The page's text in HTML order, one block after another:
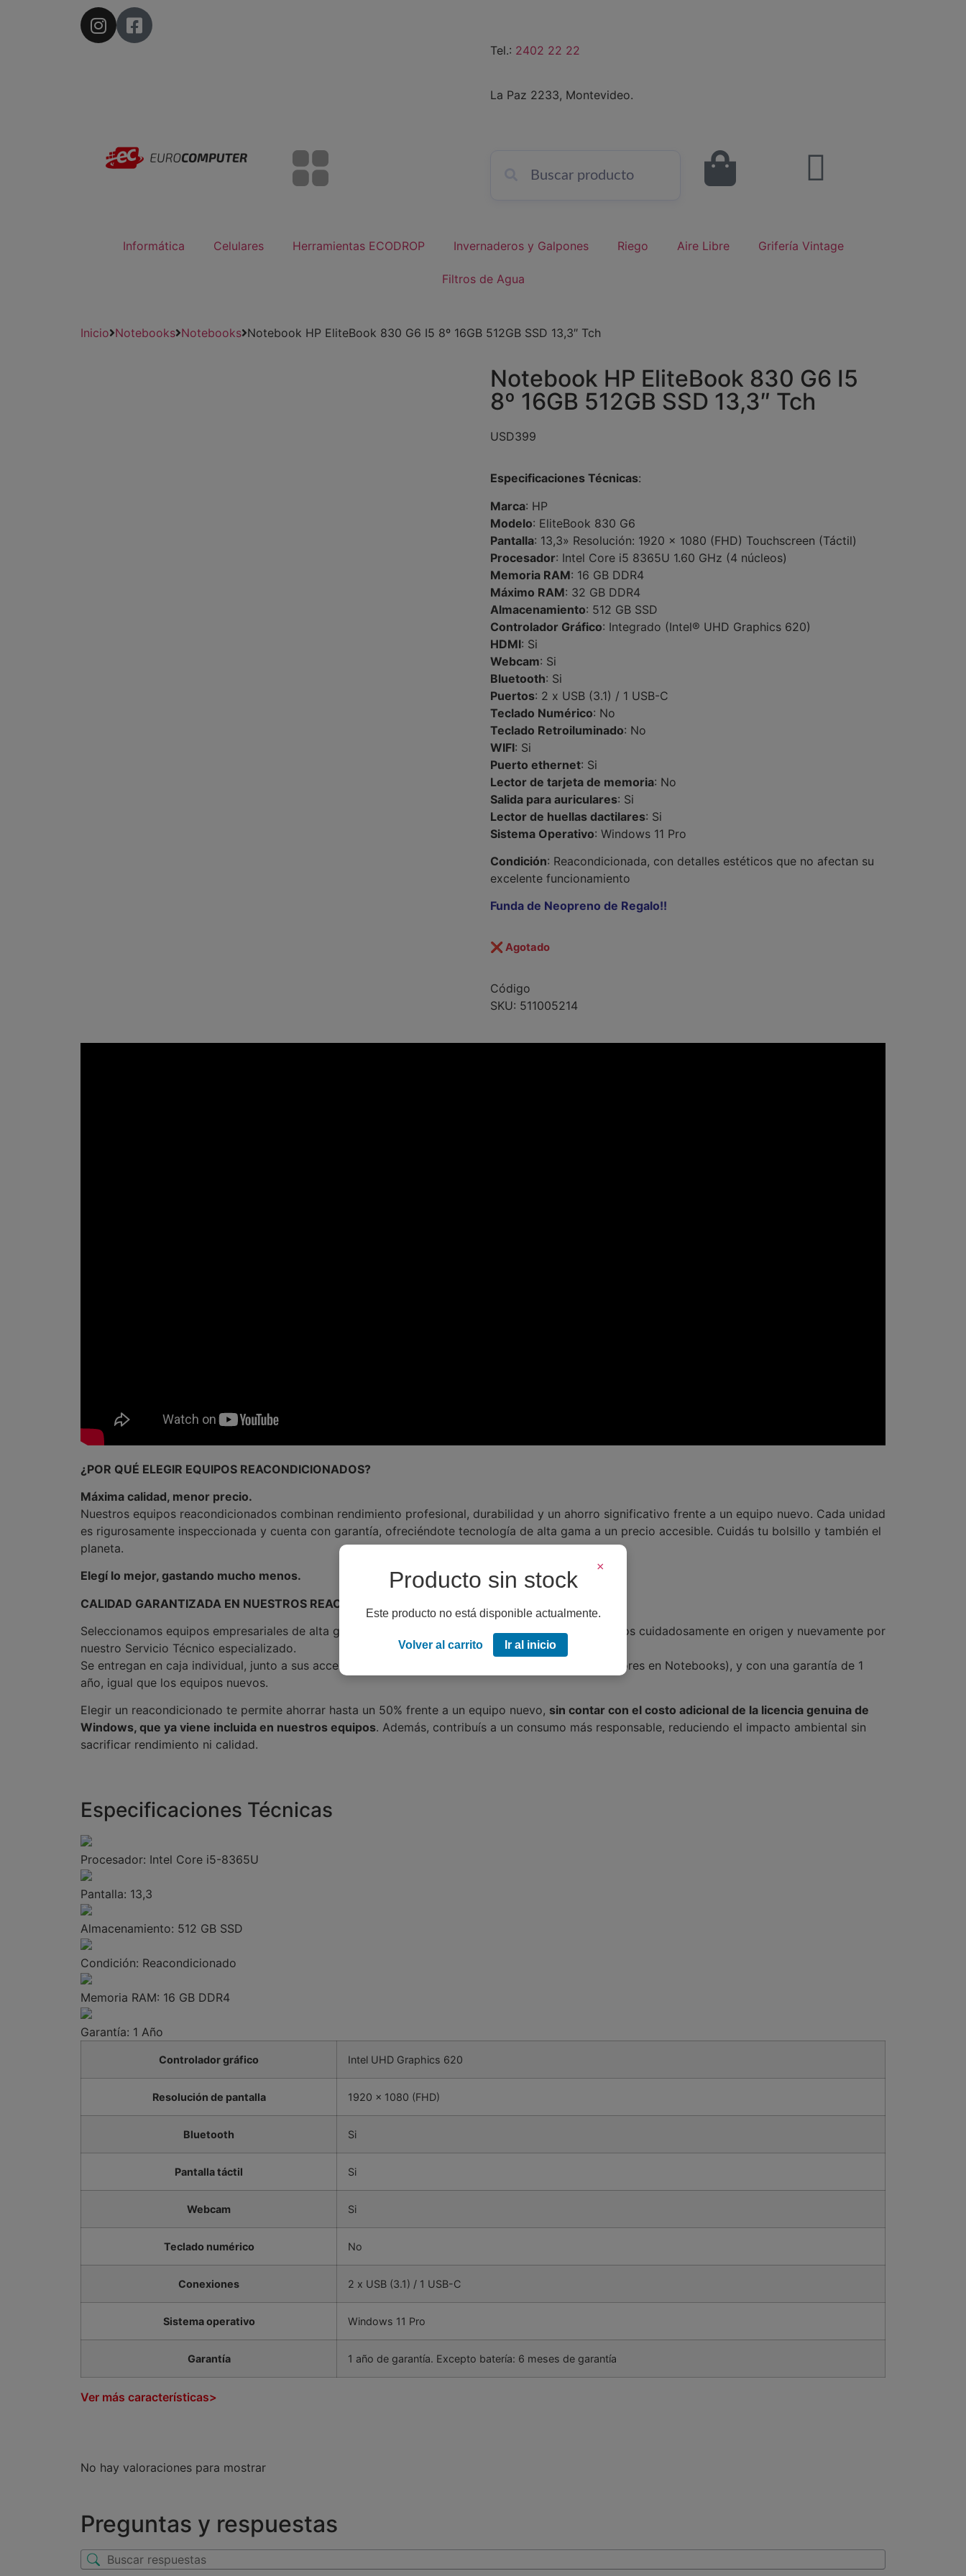
Tel.: 2402 22 22
La Paz 2233, Montevideo.
Informática Celulares Herramientas ECODROP Invernaderos y Galpones Riego Aire Libre Grifería Vintage
Filtros de Agua
Inicio Notebooks Notebooks Notebook HP EliteBook 830 G6 I5 8º 16GB 512GB SSD 13,3″ Tch
Notebook HP EliteBook 830 G6 I5
8º 16GB 512GB SSD 13,3″ Tch
USD399
Especificaciones Técnicas:
Marca: HP
Modelo: EliteBook 830 G6
Pantalla: 13,3» Resolución: 1920 x 1080 (FHD) Touchscreen (Táctil)
Procesador: Intel Core i5 8365U 1.60 GHz (4 núcleos)
Memoria RAM: 16 GB DDR4
Máximo RAM: 32 GB DDR4
Almacenamiento: 512 GB SSD
Controlador Gráfico: Integrado (Intel® UHD Graphics 620)
HDMI: Si
Webcam: Si
Bluetooth: Si
Puertos: 2 x USB (3.1) / 1 USB-C
Teclado Numérico: No
Teclado Retroiluminado: No
WIFI: Si
Puerto ethernet: Si
Lector de tarjeta de memoria: No
Salida para auriculares: Si
Lector de huellas dactilares: Si
Sistema Operativo: Windows 11 Pro
Condición: Reacondicionada, con detalles estéticos que no afectan su
excelente funcionamiento
Funda de Neopreno de Regalo!!
Agotado
Código
SKU: 511005214
¿POR QUÉ ELEGIR EQUIPOS REACONDICIONADOS?
Máxima calidad, menor precio.
Nuestros equipos reacondicionados combinan rendimiento profesional, durabilidad y un ahorro significativo frente a un equipo nuevo. Cada unidad
es rigurosamente inspeccionada y cuenta con garantía, ofreciéndote tecnología de alta gama a un precio accesible. Cuidás tu bolsillo y también el
planeta.
Elegí lo mejor, gastando mucho menos.
CALIDAD GARANTIZADA EN NUESTROS REACONDICIONADOS
Seleccionamos equipos empresariales de alta gama, procedentes de Europa, que son inspeccionados cuidadosamente en origen y nuevamente por
nuestro Servicio Técnico especializado.
Se entregan en caja individual, junto a sus accesorios originales (teclado y mouse en PC’s y cargadores en Notebooks), y con una garantía de 1
año, igual que los equipos nuevos.
Elegir un reacondicionado te permite ahorrar hasta un 50% frente a un equipo nuevo, sin contar con el costo adicional de la licencia genuina de
Windows, que ya viene incluida en nuestros equipos. Además, contribuís a un consumo más responsable, reduciendo el impacto ambiental sin
sacrificar rendimiento ni calidad.
Especificaciones Técnicas
Procesador: Intel Core i5-8365U
Pantalla: 13,3
Almacenamiento: 512 GB SSD
Condición: Reacondicionado
Memoria RAM: 16 GB DDR4
Garantía: 1 Año
Controlador gráfico Intel UHD Graphics 620
Resolución de pantalla 1920 x 1080 (FHD)
Bluetooth Si
Pantalla táctil Si
Webcam Si
Teclado numérico No
Conexiones 2 x USB (3.1) / 1 USB-C
Sistema operativo Windows 11 Pro
Garantía 1 año de garantía. Excepto batería: 6 meses de garantía
Ver más características>
No hay valoraciones para mostrar
Preguntas y respuestas
×
Producto sin stock
Este producto no está disponible actualmente.
Volver al carrito Ir al inicio